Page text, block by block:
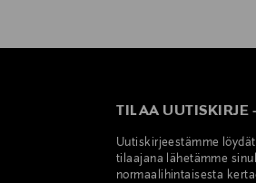
TILAA UUTISKIRJE
Uutiskirjeestämme
tilaajana lähetämme
normaalihintaisesta